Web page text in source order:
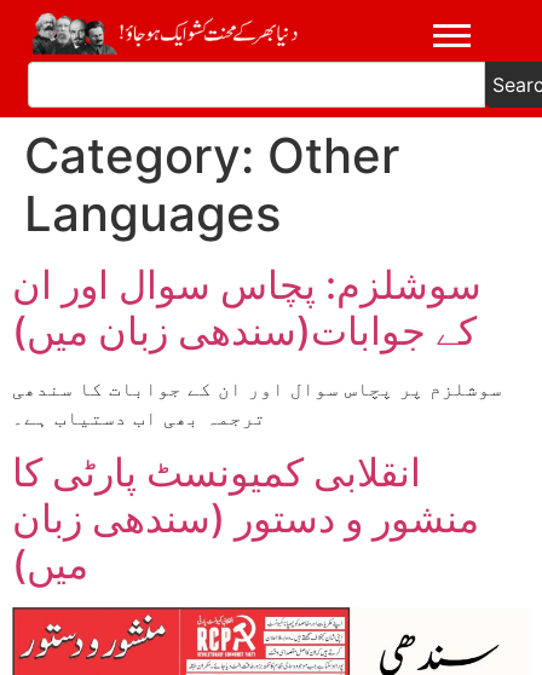
Category: Other
Languages
سوشلزم: پچاس سوال اور ان
کے جوابات(سندھی زبان میں)
سوشلزم پر پچاس سوال اور ان کے جوابات کا سندھی
ترجمہ بھی اب دستیاب ہے۔
انقلابی کمیونسٹ پارٹی کا
منشور و دستور (سندھی زبان
میں)